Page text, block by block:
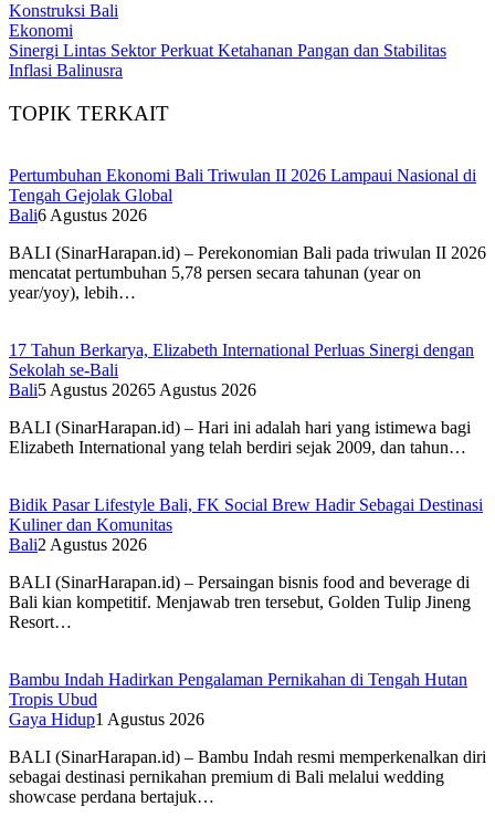
Konstruksi Bali
Ekonomi
Sinergi Lintas Sektor Perkuat Ketahanan Pangan dan Stabilitas
Inflasi Balinusra
TOPIK TERKAIT
Pertumbuhan Ekonomi Bali Triwulan II 2026 Lampaui Nasional di
Tengah Gejolak Global
Bali6 Agustus 2026
BALI (SinarHarapan.id) – Perekonomian Bali pada triwulan II 2026
mencatat pertumbuhan 5,78 persen secara tahunan (year on
year/yoy), lebih…
17 Tahun Berkarya, Elizabeth International Perluas Sinergi dengan
Sekolah se-Bali
Bali5 Agustus 20265 Agustus 2026
BALI (SinarHarapan.id) – Hari ini adalah hari yang istimewa bagi
Elizabeth International yang telah berdiri sejak 2009, dan tahun…
Bidik Pasar Lifestyle Bali, FK Social Brew Hadir Sebagai Destinasi
Kuliner dan Komunitas
Bali2 Agustus 2026
BALI (SinarHarapan.id) – Persaingan bisnis food and beverage di
Bali kian kompetitif. Menjawab tren tersebut, Golden Tulip Jineng
Resort…
Bambu Indah Hadirkan Pengalaman Pernikahan di Tengah Hutan
Tropis Ubud
Gaya Hidup1 Agustus 2026
BALI (SinarHarapan.id) – Bambu Indah resmi memperkenalkan diri
sebagai destinasi pernikahan premium di Bali melalui wedding
showcase perdana bertajuk…